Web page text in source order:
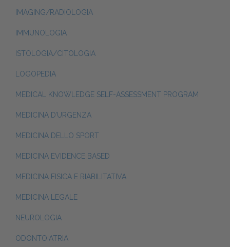
IMAGING/RADIOLOGIA
IMMUNOLOGIA
ISTOLOGIA/CITOLOGIA
LOGOPEDIA
MEDICAL KNOWLEDGE SELF-ASSESSMENT PROGRAM
MEDICINA D’URGENZA
MEDICINA DELLO SPORT
MEDICINA EVIDENCE BASED
MEDICINA FISICA E RIABILITATIVA
MEDICINA LEGALE
NEUROLOGIA
ODONTOIATRIA